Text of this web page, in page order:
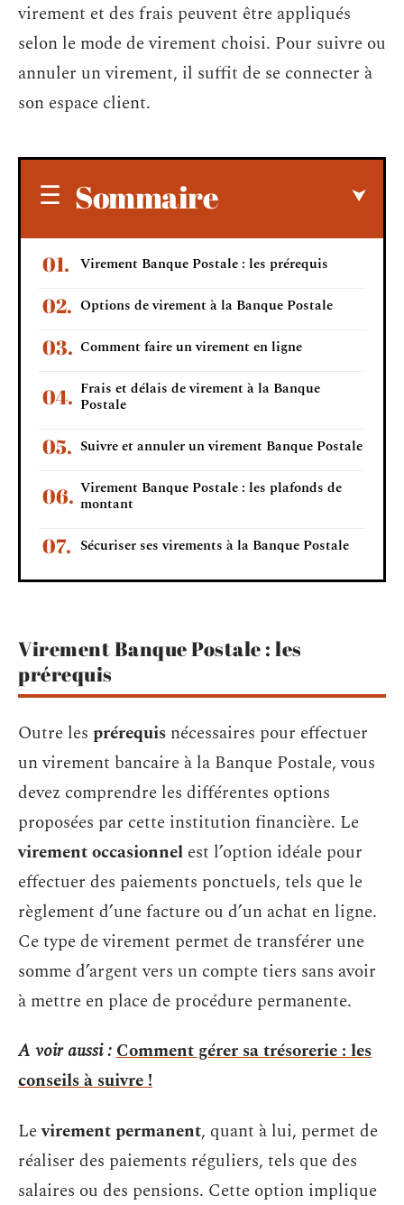
virement et des frais peuvent être appliqués
selon le mode de virement choisi. Pour suivre ou
annuler un virement, il suffit de se connecter à
son espace client.
Sommaire
Virement Banque Postale : les prérequis
Options de virement à la Banque Postale
Comment faire un virement en ligne
Frais et délais de virement à la Banque
Postale
Suivre et annuler un virement Banque Postale
Virement Banque Postale : les plafonds de
montant
Sécuriser ses virements à la Banque Postale
Virement Banque Postale : les
prérequis
Outre les prérequis nécessaires pour effectuer
un virement bancaire à la Banque Postale, vous
devez comprendre les différentes options
proposées par cette institution financière. Le
virement occasionnel est l’option idéale pour
effectuer des paiements ponctuels, tels que le
règlement d’une facture ou d’un achat en ligne.
Ce type de virement permet de transférer une
somme d’argent vers un compte tiers sans avoir
à mettre en place de procédure permanente.
A voir aussi :Comment gérer sa trésorerie : les
conseils à suivre !
Levirement permanent, quant à lui, permet de
réaliser des paiements réguliers, tels que des
salaires ou des pensions. Cette option implique